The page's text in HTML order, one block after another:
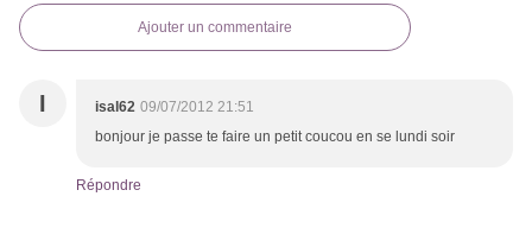
Ajouter un commentaire
I isal62 09/07/2012 21:51
bonjour je passe te faire un petit coucou en se lundi soir
Répondre